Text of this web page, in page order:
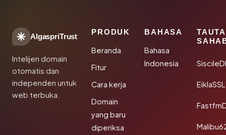
AlgaspriTrust
Intelijen domain
otomatis dan
independen untuk
web terbuka.
PRODUK
Beranda
Fitur
Cara kerja
Domain
yang baru
diperiksa
BAHASA
Bahasa
Indonesia
EiklaSSL